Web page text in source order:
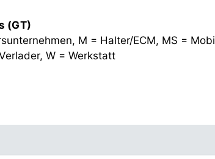
(GT)
M = Halter/ECM, MS =
W = Werkstatt